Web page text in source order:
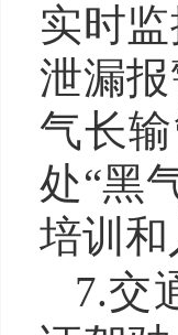
实时
泄漏
气长
处“黑
培训和
7.交